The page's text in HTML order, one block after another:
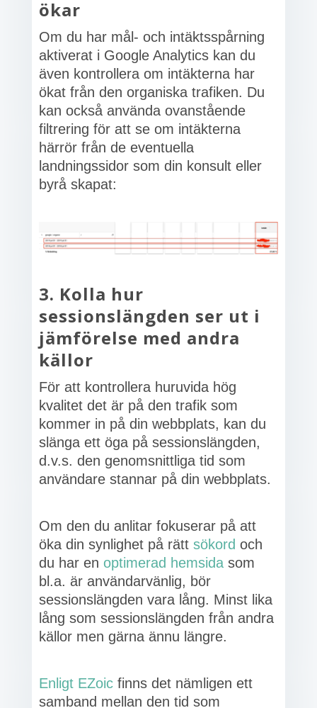
ökar
Om du har mål- och intäktsspårning
aktiverat i Google Analytics kan du
även kontrollera om intäkterna har
ökat från den organiska trafiken. Du
kan också använda ovanstående
filtrering för att se om intäkterna
härrör från de eventuella
landningssidor som din konsult eller
byrå skapat:
3. Kolla hur
sessionslängden ser ut i
jämförelse med andra
källor
För att kontrollera huruvida hög
kvalitet det är på den trafik som
kommer in på din webbplats, kan du
slänga ett öga på sessionslängden,
d.v.s. den genomsnittliga tid som
användare stannar på din webbplats.
Om den du anlitar fokuserar på att
öka din synlighet på rätt sökord och
du har en optimerad hemsidasom
bl.a. är användarvänlig, bör
sessionslängden vara lång. Minst lika
lång som sessionslängden från andra
källor men gärna ännu längre.
Enligt EZoicfinns det nämligen ett
samband mellan den tid som